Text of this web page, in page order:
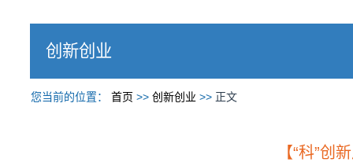
创新创业
您当前的位置： 首页 >> 创新创业 >> 正文
【“科”创